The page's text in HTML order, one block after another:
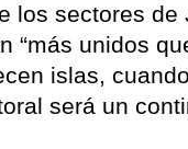
los sectores de
“más unidos
islas,
será un